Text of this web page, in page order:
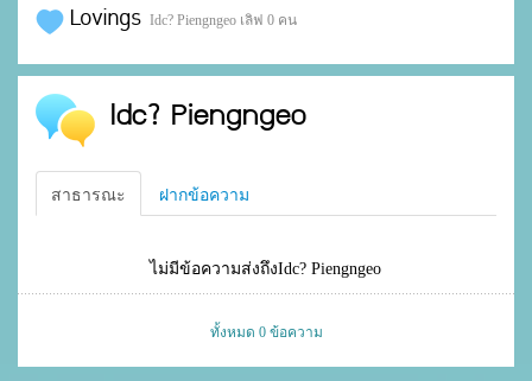
Lovings Idc? Piengngeo เลิฟ 0 คน
Idc? Piengngeo
สาธารณะ ฝากข้อความ
ไม่มีข้อความส่งถึงIdc? Piengngeo
ทั้งหมด 0 ข้อความ